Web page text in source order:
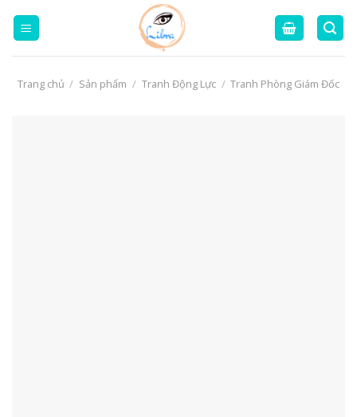
Trang chủ / Sản phẩm / Tranh Động Lực / Tranh Phòng Giám Đốc